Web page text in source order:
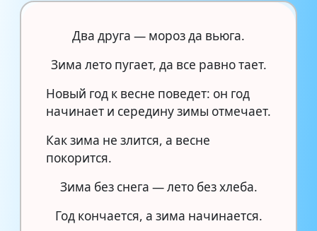
Два друга — мороз да вьюга.
Зима лето пугает, да все равно тает.
Новый год к весне поведет: он год
начинает и середину зимы отмечает.
Как зима не злится, а весне
покорится.
Зима без снега — лето без хлеба.
Год кончается, а зима начинается.